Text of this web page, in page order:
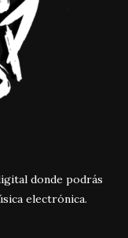
donde podrás
electrónica.